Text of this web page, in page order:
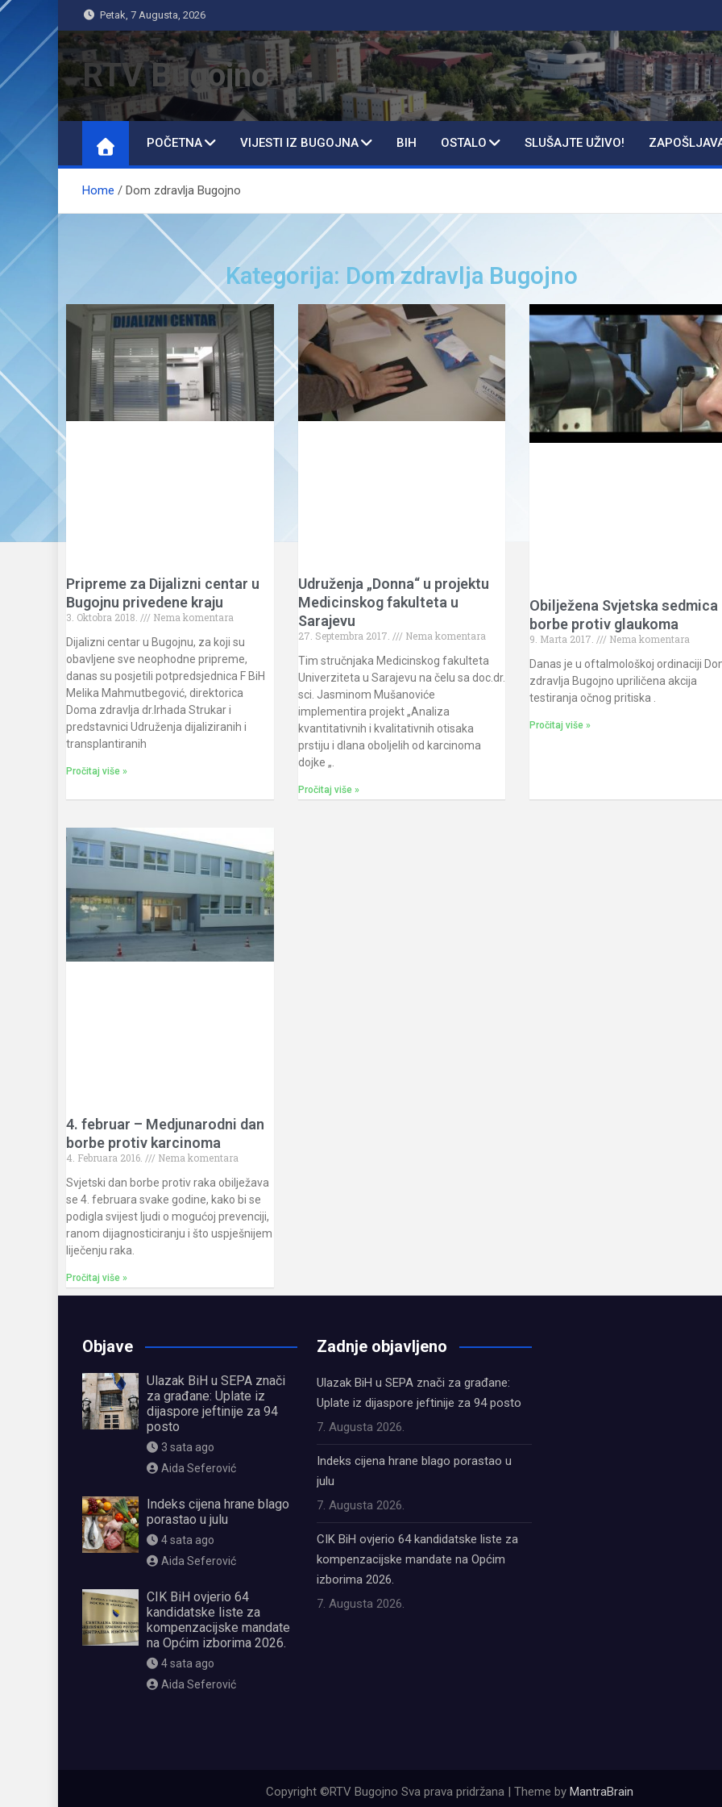
Petak, 7 Augusta, 2026
RTV Bugojno
POČETNA VIJESTI IZ BUGOJNA BIH OSTALO SLUŠAJTE UŽIVO!
Home Dom zdravlja Bugojno
Kategorija: Dom zdravlja Bugojno
Pripreme za Dijalizni centar u
Bugojnu privedene kraju
3. Oktobra 2018.
Nema komentara
Dijalizni centar u Bugojnu, za koji su
obavljene sve neophodne pripreme,
danas su posjetili potpredsjednica F BiH
Melika Mahmutbegović, direktorica
Doma zdravlja dr.Irhada Strukar i
predstavnici Udruženja dijaliziranih i
transplantiranih
Pročitaj više »
Udruženja „Donna“ u projektu
Medicinskog fakulteta u
Sarajevu
27. Septembra 2017.
Nema komentara
Tim stručnjaka Medicinskog fakulteta
Univerziteta u Sarajevu na čelu sa doc.dr.
sci. Jasminom Mušanoviće
implementira projekt „Analiza
kvantitativnih i kvalitativnih otisaka
prstiju i dlana oboljelih od karcinoma
dojke „.
Pročitaj više »
Obilježena Svjetska sedmica
borbe protiv glaukoma
9. Marta 2017.
Nema komentara
Danas je u oftalmološkoj ordinaciji
zdravlja Bugojno upriličena akcija
testiranja očnog pritiska .
Pročitaj više »
4. februar – Medjunarodni dan
borbe protiv karcinoma
4. Februara 2016.
Nema komentara
Svjetski dan borbe protiv raka obilježava
se 4. februara svake godine, kako bi se
podigla svijest ljudi o mogućoj prevenciji,
ranom dijagnosticiranju i što uspješnijem
liječenju raka.
Pročitaj više »
Objave
Ulazak BiH u SEPA znači
za građane: Uplate iz
dijaspore jeftinije za 94
posto
3 sata ago
Aida Seferović
Indeks cijena hrane blago
porastao u julu
4 sata ago
Aida Seferović
CIK BiH ovjerio 64
kandidatske liste za
kompenzacijske mandate
na Općim izborima 2026.
4 sata ago
Aida Seferović
Zadnje objavljeno
Ulazak BiH u SEPA znači za građane:
Uplate iz dijaspore jeftinije za 94 posto
7. Augusta 2026.
Indeks cijena hrane blago porastao u
julu
7. Augusta 2026.
CIK BiH ovjerio 64 kandidatske liste za
kompenzacijske mandate na Općim
izborima 2026.
7. Augusta 2026.
Copyright ©RTV Bugojno Sva prava pridržana | Theme by MantraBrain